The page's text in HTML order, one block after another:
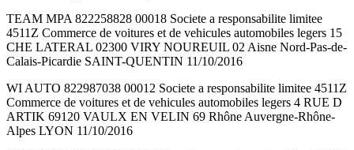
TEAM MPA 822258828 00018 Societe a responsabilite limitee
4511Z Commerce de voitures et de vehicules automobiles legers 15
CHE LATERAL 02300 VIRY NOUREUIL 02 Aisne Nord-Pas-de-
Calais-Picardie SAINT-QUENTIN 11/10/2016
WI AUTO 822987038 00012 Societe a responsabilite limitee 4511Z
Commerce de voitures et de vehicules automobiles legers 4 RUE D
ARTIK 69120 VAULX EN VELIN 69 Rhône Auvergne-Rhône-
Alpes LYON 11/10/2016